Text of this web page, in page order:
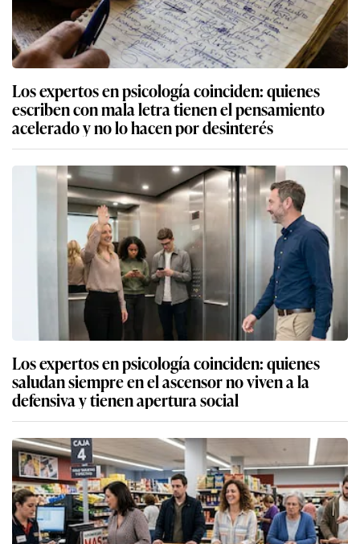
Los expertos en psicología coinciden: quienes
escriben con mala letra tienen el pensamiento
acelerado y no lo hacen por desinterés
Los expertos en psicología coinciden: quienes
saludan siempre en el ascensor no viven a la
defensiva y tienen apertura social